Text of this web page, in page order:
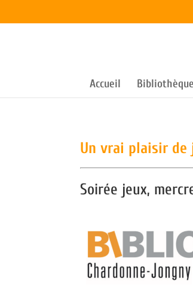
Accueil Bibliothèque
Un vrai plaisir de
Soirée jeux,